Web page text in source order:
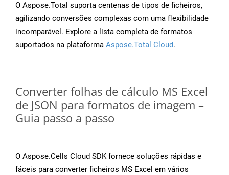
O Aspose.Total suporta centenas de tipos de ficheiros,
agilizando conversões complexas com uma flexibilidade
incomparável. Explore a lista completa de formatos
suportados na plataforma Aspose.Total Cloud.
Converter folhas de cálculo MS Excel
de JSON para formatos de imagem –
Guia passo a passo
O Aspose.Cells Cloud SDK fornece soluções rápidas e
fáceis para converter ficheiros MS Excel em vários